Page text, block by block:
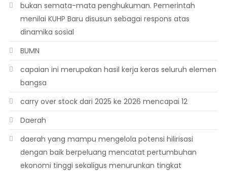
bukan semata-mata penghukuman. Pemerintah
menilai KUHP Baru disusun sebagai respons atas
dinamika sosial
BUMN
capaian ini merupakan hasil kerja keras seluruh elemen
bangsa
carry over stock dari 2025 ke 2026 mencapai 12
Daerah
daerah yang mampu mengelola potensi hilirisasi
dengan baik berpeluang mencatat pertumbuhan
ekonomi tinggi sekaligus menurunkan tingkat